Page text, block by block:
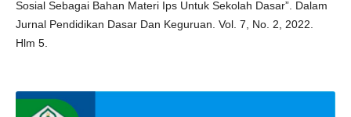
Sosial Sebagai Bahan Materi Ips Untuk Sekolah Dasar”. Dalam
Jurnal Pendidikan Dasar Dan Keguruan. Vol. 7, No. 2, 2022.
Hlm 5.